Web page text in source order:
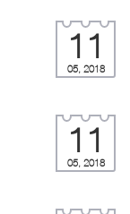
11
05, 2018
11
05, 2018